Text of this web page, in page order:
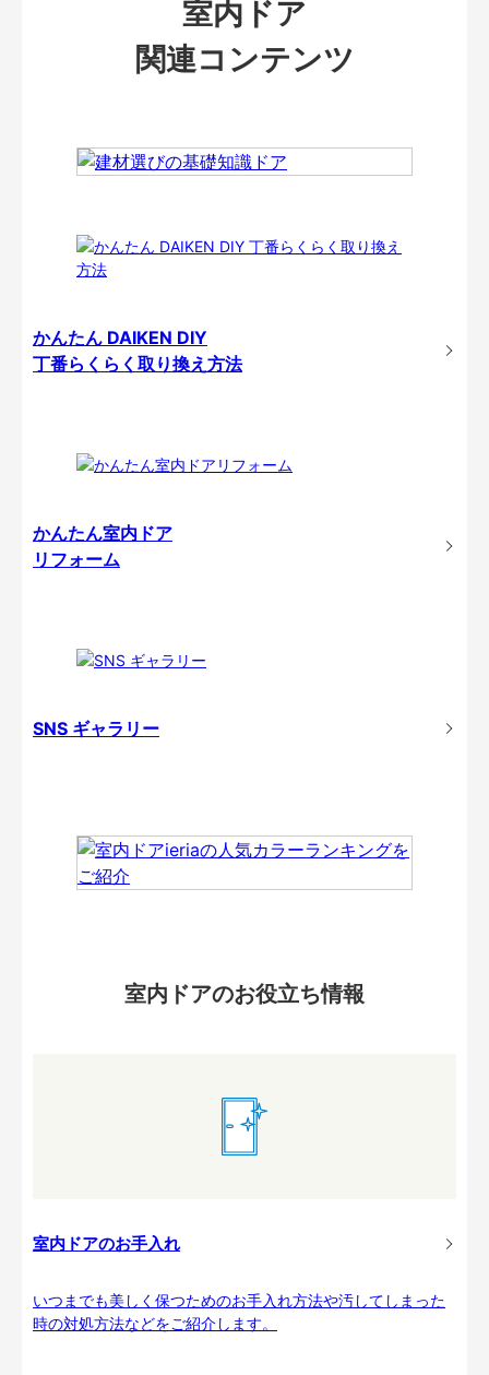
室内ドア
関連コンテンツ
かんたん DAIKEN DIY
丁番らくらく取り換え方法
かんたん室内ドア
リフォーム
SNS ギャラリー
室内ドアのお役立ち情報
室内ドアのお手入れ
いつまでも美しく保つためのお手入れ方法や汚してしまった
時の対処方法などをご紹介します。